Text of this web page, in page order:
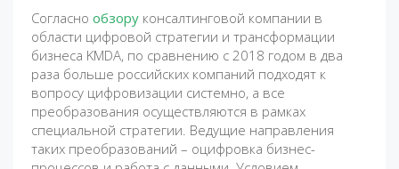
Согласно обзору консалтинговой компании в
области цифровой стратегии и трансформации
бизнеса KMDA, по сравнению с 2018 годом в два
раза больше российских компаний подходят к
вопросу цифровизации системно, а все
преобразования осуществляются в рамках
специальной стратегии. Ведущие направления
таких преобразований – оцифровка бизнес-